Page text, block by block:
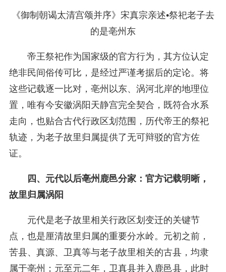
《御制朝谒太清宫颂并序》宋真宗亲述•祭祀老子去
的是亳州东
帝王祭祀作为国家级的官方行为，其方位认定
绝非民间俗传可比，是经过严谨考据后的定论。将
这些记载逐一比对，亳州以东、涡河北岸的地理位
置，唯有今安徽涡阳天静宫完全契合，既符合水系
走向，也贴合古代行政区划范围，历代帝王的祭祀
轨迹，为老子故里归属提供了无可辩驳的官方佐
证。
四、元代以后亳州鹿邑分家：官方记载明晰，
故里归属涡阳
元代是老子故里相关行政区划变迁的关键节
点，也是厘清故里归属的重要分水岭。元初之前，
苦县、真源、卫真等与老子故里相关的古县，均隶
属于亳州；元至元二年，卫真县并入鹿邑县，此时